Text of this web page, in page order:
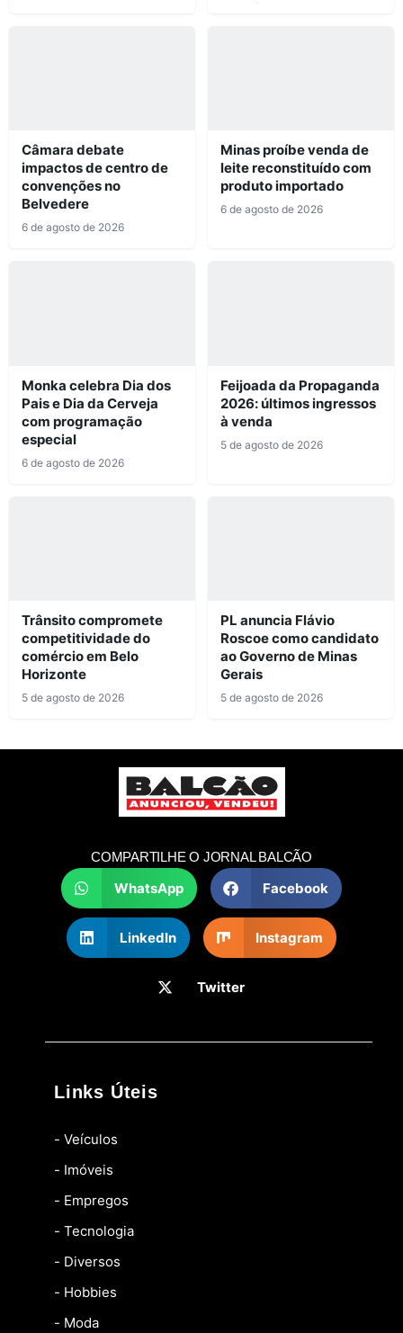
Câmara debate
impactos de centro de
convenções no
Belvedere
6 de agosto de 2026
Minas proíbe venda de
leite reconstituído com
produto importado
6 de agosto de 2026
Monka celebra Dia dos
Pais e Dia da Cerveja
com programação
especial
6 de agosto de 2026
Feijoada da Propaganda
2026: últimos ingressos
à venda
5 de agosto de 2026
Trânsito compromete
competitividade do
comércio em Belo
Horizonte
5 de agosto de 2026
PL anuncia Flávio
Roscoe como candidato
ao Governo de Minas
Gerais
5 de agosto de 2026
COMPARTILHE O JORNAL BALCÃO
WhatsApp Facebook
LinkedIn Instagram
Twitter
Links Úteis
- Veículos
- Imóveis
- Empregos
- Tecnologia
- Diversos
- Hobbies
- Moda